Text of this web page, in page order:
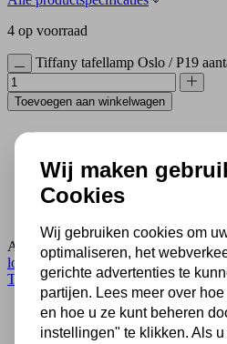
4 op voorraad
Tiffany tafellamp Oslo / P19
Toevoegen aan winkelwagen
Al 70 jaar expert in lampen
Gratis verzending in NL vanaf
Gratis lichtbronnen inbegrepen
Artikelnummer:kt2666+p19
lood tafellamp,Lampen,
Tiffany tafellamp
Beschrijving
Extra informatie
Wij maken
Cookies
Wij gebruiken cookies om
optimaliseren, het
gerichte advertenties te
partijen. Lees meer over
en hoe u ze kunt beheren
instellingen" te klikken. Als